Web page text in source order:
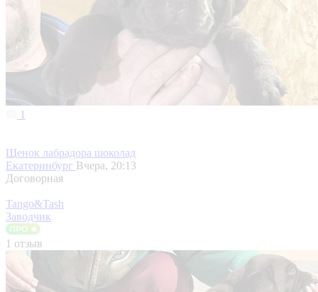
1
Щенок лабрадора шоколад
Екатеринбург Вчера, 20:13
Договорная
Tango&Tash
Заводчик
1 отзыв